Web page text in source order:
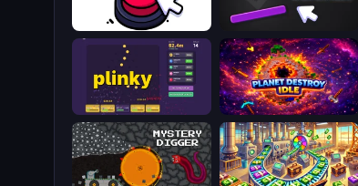
Pong Clicker
Click Click Clicker
Planet Destroy Idle
Plinky